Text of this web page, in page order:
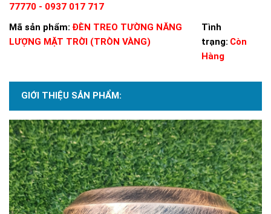
77770 - 0937 017 717
Mã sản phẩm: ĐÈN TREO TƯỜNG NĂNG
LƯỢNG MẶT TRỜI (TRÒN VÀNG)
Tình
trạng: Còn
Hàng
GIỚI THIỆU SẢN PHẨM: